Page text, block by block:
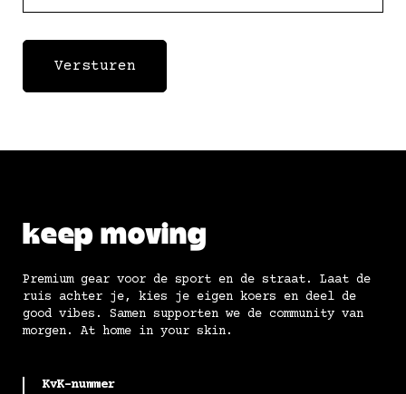
keep moving
Premium gear voor de sport en de straat. Laat de
ruis achter je, kies je eigen koers en deel de
good vibes. Samen supporten we de community van
morgen. At home in your skin.
KvK-nummer